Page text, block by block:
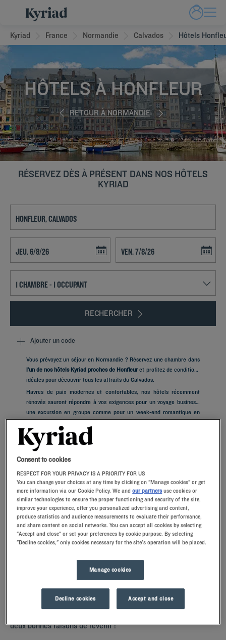
Kyriad France Normandie Calvados Hôtels
HÔTELS À HONFLEUR
RETOUR À NORMANDIE
RÉSERVEZ DÈS À PRÉSENT DANS NOS HÔTELS
KYRIAD
RECHERCHER
Ajouter un code
Vous prévoyez un séjour en Normandie ? Réservez une chambre dans
l’un de nos hôtels Kyriad proches de Honfleuret profitez de conditions
idéales pour découvrir tous les attraits du Calvados.
Havres de paix modernes et confortables, nos hôtels récemment
rénovés sauront répondre à vos exigences pour un voyage business,
une excursion en groupe comme pour un week-end romantique en
Normandie. Profitez de votre escale pour découvrir noshôtels
proches du bord de mer en Normandie
Un cadre confortable pour tous les profils de
voyageurs
et lumineuses, équipées d’une literie de qualité, d’une salle de bains
privative, d’une télévision à écran plat et d’une
connexion Wi-Fi
gratuite. Certaines cham
Lire la suite
Nos hôtels à Honfleur
Laissez-vous tenter par nos hôtels Kyriad à Honfleur. Dès
votre arrivée, nos hôteliers vous accueillent avec le sourire et
de petites attentions. Vous découvrirez le confort unique de
notre oreiller à mémoire de forme. Et pour bien commencer la
journée, goûtez à la différence Kyriad et laissez-vous tenter
deux bonnes raisons de revenir !
Consent to cookies
RESPECT FOR YOUR PRIVACY IS A PRIORITY FOR US
You can change your choices at any time by clicking on "Manage cookies" or get
more information via our Cookie Policy. We andour partners use cookies or
similar technologies to ensure the proper functioning and security of the site,
improve your experience, offer you personalized advertising and content,
produce statistics and audience measurements to evaluate their performance,
and share content on social networks. You can accept all cookies by selecting
"Accept and close" or set your preferences by cookie purpose. By selecting
"Decline cookies," only cookies necessary for the site's operation will be placed.
Manage cookies
Decline cookies Accept and close